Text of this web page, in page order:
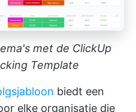
met de ClickUp
Template
biedt een
elke organisatie die